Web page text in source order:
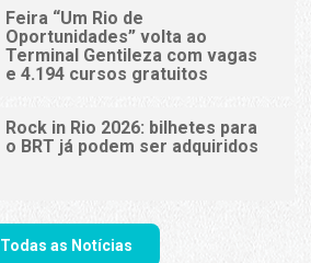
Feira “Um Rio de
Oportunidades” volta ao
Terminal Gentileza com vagas
e 4.194 cursos gratuitos
Rock in Rio 2026: bilhetes para
o BRT já podem ser adquiridos
Todas as Notícias